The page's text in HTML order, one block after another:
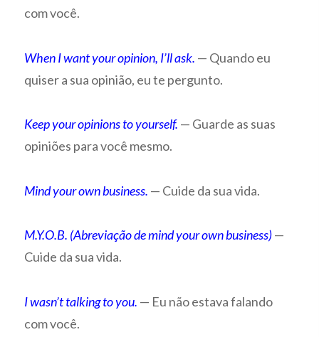
com você.
When I want your opinion, I’ll ask. — Quando eu
quiser a sua opinião, eu te pergunto.
Keep your opinions to yourself. — Guarde as suas
opiniões para você mesmo.
Mind your own business. — Cuide da sua vida.
M.Y.O.B. (Abreviação de mind your own business)—
Cuide da sua vida.
I wasn’t talking to you. — Eu não estava falando
com você.